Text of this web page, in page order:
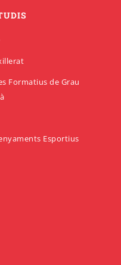
Formatius de Grau
Esportius